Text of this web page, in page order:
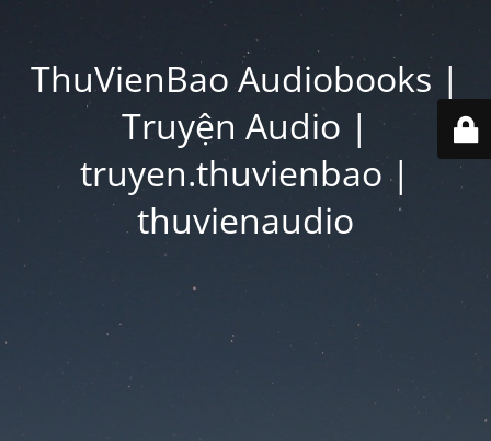
ThuVienBao Audiobooks |
Truyện Audio |
truyen.thuvienbao |
thuvienaudio